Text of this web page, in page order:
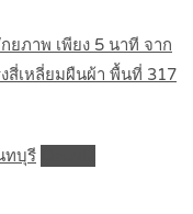
ยภาพ เพียง 5 นาที จาก
สี่เหลี่ยมผืนผ้า พื้นที่ 317
ทบุรี